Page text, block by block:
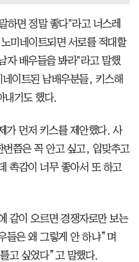
하면 정말 좋다"라고 너스레
미네이트되면 서로를 적대할
자 배우들을 봐라"라고 말했
이트된 남배우분들, 키스해
내기도 했다.
가 먼저 키스를 제안했다. 사
쯤은 꼭 안고 싶고, 입맞추고
촉감이 너무 좋아서 또 하고
같이 오르면 경쟁자로만 보는
들은 왜 그렇게 안 하냐”며
고 싶었다”고 말했다.